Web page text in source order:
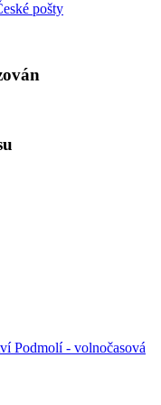
pošty
Podmolí - volnočasová